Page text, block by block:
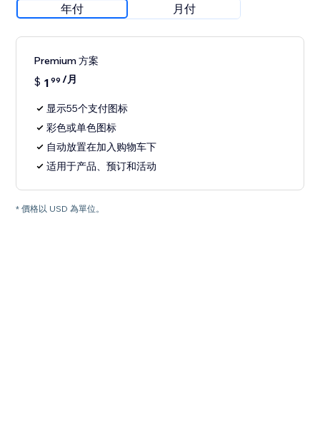
年付 月付
Premium 方案
$ 1 99 /月
显示55个支付图标
彩色或单色图标
自动放置在加入购物车下
适用于产品、预订和活动
* 價格以 USD 為單位。